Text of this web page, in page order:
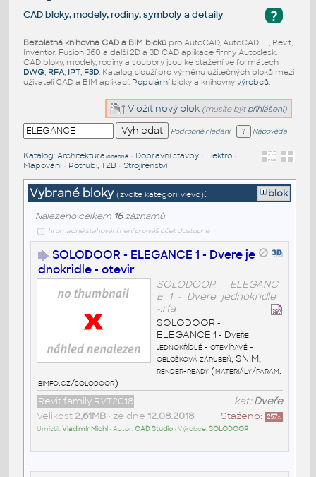
?
CAD bloky, modely, rodiny, symboly a detaily
Bezplatná knihovna CAD a BIM blokůpro AutoCAD, AutoCAD LT, Revit,
Inventor, Fusion 360 a další 2D a 3D CAD aplikace firmy Autodesk.
CAD bloky, modely, rodiny a soubory jsou ke stažení ve formátech
DWG, RFA, IPT, F3D. Katalog slouží pro výměnu užitečných bloků mezi
uživateli CAD a BIM aplikací. Populárníbloky a knihovny výrobců.
Vložit nový blok (musíte být přihlášeni)
Podrobné hledání Nápověda
Katalog: Architektura/obecné• Dopravní stavby• Elektro•
Mapování• Potrubí, TZB • Strojírenství
Vybrané bloky (zvolte kategorii vlevo): blok
Nalezeno celkem 16záznamů
hromadné stahování není pro váš účet dostupné
SOLODOOR - ELEGANCE 1 - Dvere je
dnokridle - otevir
SOLODOOR_-_ELEGANC
E_1_-_Dvere_jednokridle_
-.rfa
SOLODOOR -
ELEGANCE 1 - Dveře
jednokřídlé - otevíravé -
obložková zárubeň, SNIM,
render-ready (materiály/param:
bimfo.cz/solodoor)
kat:Dveře
Revit family RVT2018
Staženo: 257x
Velikost 2,61MB• ze dne 12.08.2018
Umístil:Vladimír Michl • Autor:CAD Studio• Výrobce:SOLODOOR